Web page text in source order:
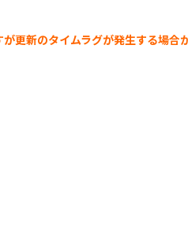
新のタイムラグが発生する場合